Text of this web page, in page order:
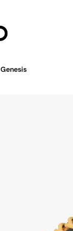
Genesis